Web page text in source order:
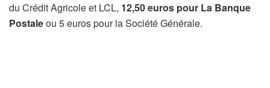
du Crédit Agricole et LCL, 12,50 euros pour La Banque
Postaleou 5 euros pour la Société Générale.